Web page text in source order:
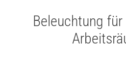
Beleuchtung für